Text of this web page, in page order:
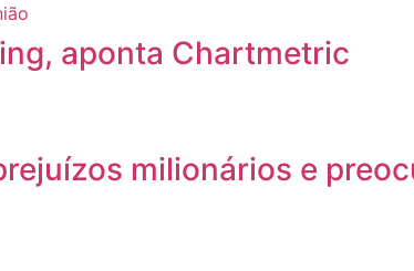
aponta Chartmetric
milionários e